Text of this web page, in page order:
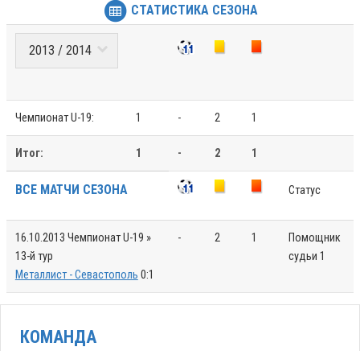
СТАТИСТИКА СЕЗОНА
Чемпионат U-19: 1 - 2 1
Итог: 1 - 2 1
ВСЕ МАТЧИ СЕЗОНА Статус
16.10.2013 Чемпионат U-19 »
13-й тур
Металлист - Севастополь 0:1
- 2 1
Помощник
судьи 1
КОМАНДА